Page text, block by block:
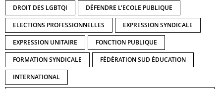
DROIT DES LGBTQI DÉFENDRE L'ECOLE PUBLIQUE
ELECTIONS PROFESSIONNELLES EXPRESSION SYNDICALE
EXPRESSION UNITAIRE FONCTION PUBLIQUE
FORMATION SYNDICALE FÉDÉRATION SUD ÉDUCATION
INTERNATIONAL